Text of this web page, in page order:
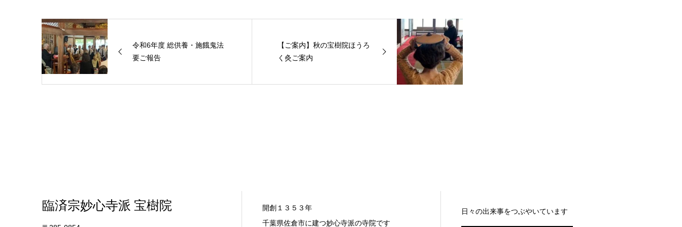
令和6年度 総供養・施餓鬼法
要ご報告
【ご案内】秋の宝樹院ほうろ
く灸ご案内
臨済宗妙心寺派 宝樹院
開創１３５３年
千葉県佐倉市に建つ妙心寺派の寺院です
日々の出来事をつぶやいています